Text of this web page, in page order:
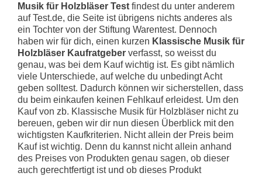
Musik für Holzbläser Test findest du unter anderem
auf Test.de, die Seite ist übrigens nichts anderes als
ein Tochter von der Stiftung Warentest. Dennoch
haben wir für dich, einen kurzen Klassische Musik für
Holzbläser Kaufratgeber verfasst, so weisst du
genau, was bei dem Kauf wichtig ist. Es gibt nämlich
viele Unterschiede, auf welche du unbedingt Acht
geben solltest. Dadurch können wir sicherstellen, dass
du beim einkaufen keinen Fehlkauf erleidest. Um den
Kauf von zb. Klassische Musik für Holzbläser nicht zu
bereuen, geben wir dir nun diesen Überblick mit den
wichtigsten Kaufkriterien. Nicht allein der Preis beim
Kauf ist wichtig. Denn du kannst nicht allein anhand
des Preises von Produkten genau sagen, ob dieser
auch gerechtfertigt ist und ob dieses Produkt